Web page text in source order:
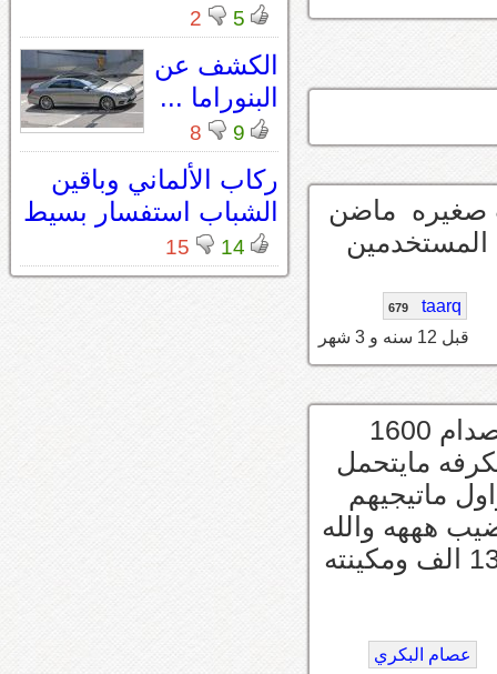
ماضن
المستخدمين
taarq
679
قبل 12 سنه و 3 شهر
قطعه نارررررررر خصوصا الخارجيه ربله الصدام 1600
مايتحمل
ان حصل واول ماتيجيهم
هههه والله
صارت معي وتبهدلت منه والجير جديد 13000 الف ومكينته
عصام البكري
5
2
الكشف عن
البنوراما ...
9
8
ركاب الألماني وباقين
الشباب استفسار بسيط
14
15